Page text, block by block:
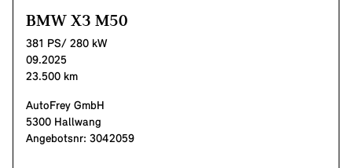
BMW X3 M50
381 PS/ 280 kW
09.2025
23.500 km
AutoFrey GmbH
5300 Hallwang
Angebotsnr: 3042059